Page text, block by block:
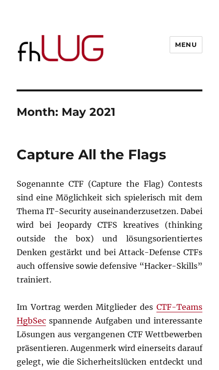
MENU
Month: May 2021
Capture All the Flags
Sogenannte CTF (Capture the Flag) Contests
sind eine Möglichkeit sich spielerisch mit dem
Thema IT-Security auseinanderzusetzen. Dabei
wird bei Jeopardy CTFS kreatives (thinking
outside the box) und lösungsorientiertes
Denken gestärkt und bei Attack-Defense CTFs
auch offensive sowie defensive “Hacker-Skills”
trainiert.
Im Vortrag werden Mitglieder des CTF-Teams
HgbSec spannende Aufgaben und interessante
Lösungen aus vergangenen CTF Wettbewerben
präsentieren. Augenmerk wird einerseits darauf
gelegt, wie die Sicherheitslücken entdeckt und